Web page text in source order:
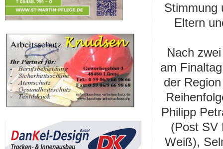
Stimmung
Eltern
Nach
am
der
Philipp
(Post SV
Weiß),